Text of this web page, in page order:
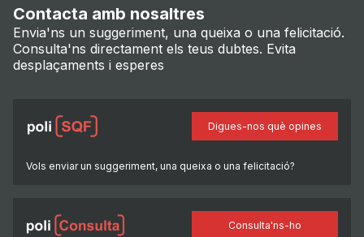
Contacta amb nosaltres
Envia'ns un suggeriment, una queixa o una felicitació.
Consulta'ns directament els teus dubtes. Evita
desplaçaments i esperes
Vols enviar un suggeriment, una queixa o una felicitació?
Digues-nos què opines
Consulta'ns-ho